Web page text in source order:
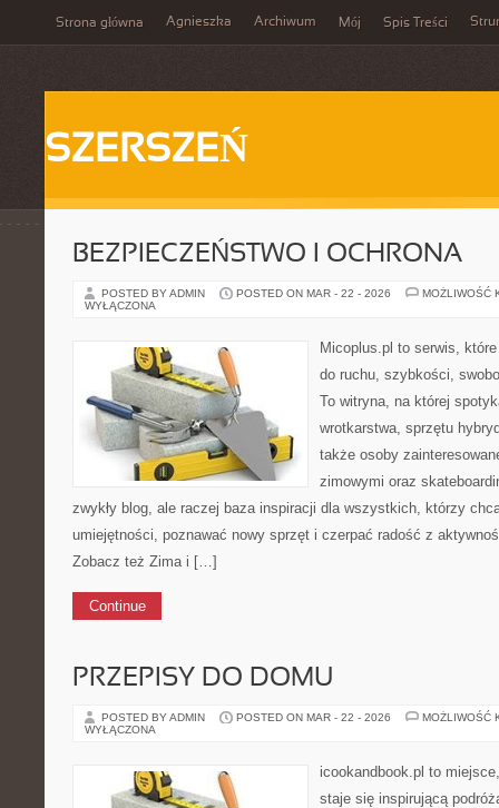
Strona główna Agnieszka Archiwum Mój Spis Treści
SZERSZEŃ
BEZPIECZEŃSTWO I OCHRONA
POSTED BY ADMIN POSTED ON MAR - 22 - 2026
MOŻLIWOŚĆ
WYŁĄCZONA
Micoplus.pl to serwis,
do ruchu, szybkości,
To witryna, na której
wrotkarstwa, sprzętu
także osoby
zimowymi oraz
zwykły blog, ale raczej baza inspiracji dla wszystkich, którzy
umiejętności, poznawać nowy sprzęt i czerpać radość z
Zobacz też Zima i […]
Continue
PRZEPISY DO DOMU
POSTED BY ADMIN POSTED ON MAR - 22 - 2026
MOŻLIWOŚĆ
WYŁĄCZONA
icookandbook.pl to
staje się inspirującą